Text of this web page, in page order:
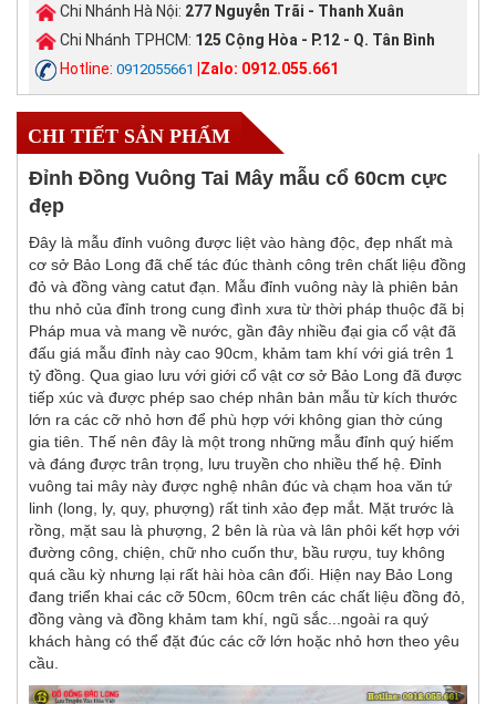
Chi Nhánh Hà Nội: 277 Nguyễn Trãi - Thanh Xuân
Chi Nhánh TPHCM: 125 Cộng Hòa - P.12 - Q. Tân Bình
Hotline: 0912055661 |Zalo: 0912.055.661
CHI TIẾT SẢN PHẨM
Đỉnh Đồng Vuông Tai Mây mẫu cổ 60cm cực
đẹp
Đây là mẫu đỉnh vuông được liệt vào hàng độc, đẹp nhất mà
cơ sở Bảo Long đã chế tác đúc thành công trên chất liệu đồng
đỏ và đồng vàng catut đạn. Mẫu đỉnh vuông này là phiên bản
thu nhỏ của đỉnh trong cung đình xưa từ thời pháp thuộc đã bị
Pháp mua và mang về nước, gần đây nhiều đại gia cổ vật đã
đấu giá mẫu đỉnh này cao 90cm, khảm tam khí với giá trên 1
tỷ đồng. Qua giao lưu với giới cổ vật cơ sở Bảo Long đã được
tiếp xúc và được phép sao chép nhân bản mẫu từ kích thước
lớn ra các cỡ nhỏ hơn để phù hợp với không gian thờ cúng
gia tiên. Thế nên đây là một trong những mẫu đỉnh quý hiếm
và đáng được trân trọng, lưu truyền cho nhiều thế hệ. Đỉnh
vuông tai mây này được nghệ nhân đúc và chạm hoa văn tứ
linh (long, ly, quy, phượng) rất tinh xảo đẹp mắt. Mặt trước là
rồng, mặt sau là phượng, 2 bên là rùa và lân phôi kết hợp với
đường công, chiện, chữ nho cuốn thư, bầu rượu, tuy không
quá cầu kỳ nhưng lại rất hài hòa cân đối. Hiện nay Bảo Long
đang triển khai các cỡ 50cm, 60cm trên các chất liệu đồng đỏ,
đồng vàng và đồng khảm tam khí, ngũ sắc...ngoài ra quý
khách hàng có thể đặt đúc các cỡ lớn hoặc nhỏ hơn theo yêu
cầu.